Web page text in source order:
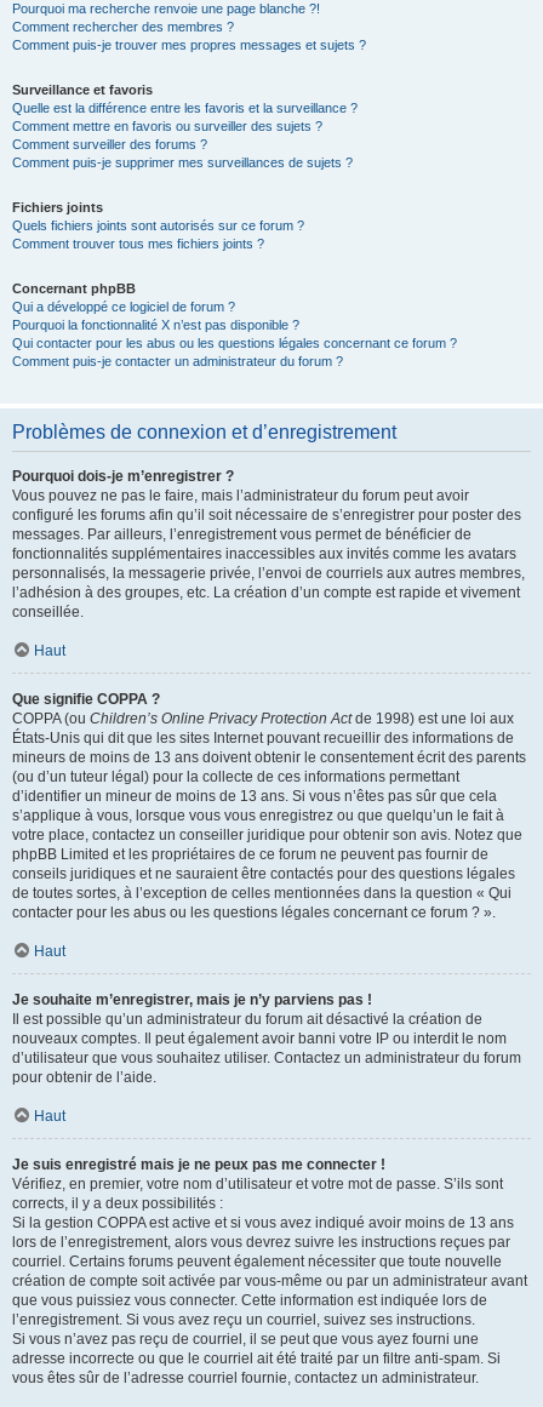
Pourquoi ma recherche renvoie une page blanche ?!
Comment rechercher des membres ?
Comment puis-je trouver mes propres messages et sujets ?
Surveillance et favoris
Quelle est la différence entre les favoris et la surveillance ?
Comment mettre en favoris ou surveiller des sujets ?
Comment surveiller des forums ?
Comment puis-je supprimer mes surveillances de sujets ?
Fichiers joints
Quels fichiers joints sont autorisés sur ce forum ?
Comment trouver tous mes fichiers joints ?
Concernant phpBB
Qui a développé ce logiciel de forum ?
Pourquoi la fonctionnalité X n’est pas disponible ?
Qui contacter pour les abus ou les questions légales concernant ce forum ?
Comment puis-je contacter un administrateur du forum ?
Problèmes de connexion et d’enregistrement
Pourquoi dois-je m’enregistrer ?
Vous pouvez ne pas le faire, mais l’administrateur du forum peut avoir
configuré les forums afin qu’il soit nécessaire de s’enregistrer pour poster des
messages. Par ailleurs, l’enregistrement vous permet de bénéficier de
fonctionnalités supplémentaires inaccessibles aux invités comme les avatars
personnalisés, la messagerie privée, l’envoi de courriels aux autres membres,
l’adhésion à des groupes, etc. La création d’un compte est rapide et vivement
conseillée.
Haut
Que signifie COPPA ?
COPPA (ou Children’s Online Privacy Protection Actde 1998) est une loi aux
États-Unis qui dit que les sites Internet pouvant recueillir des informations de
mineurs de moins de 13 ans doivent obtenir le consentement écrit des parents
(ou d’un tuteur légal) pour la collecte de ces informations permettant
d’identifier un mineur de moins de 13 ans. Si vous n’êtes pas sûr que cela
s’applique à vous, lorsque vous vous enregistrez ou que quelqu’un le fait à
votre place, contactez un conseiller juridique pour obtenir son avis. Notez que
phpBB Limited et les propriétaires de ce forum ne peuvent pas fournir de
conseils juridiques et ne sauraient être contactés pour des questions légales
de toutes sortes, à l’exception de celles mentionnées dans la question « Qui
contacter pour les abus ou les questions légales concernant ce forum ? ».
Haut
Je souhaite m’enregistrer, mais je n’y parviens pas !
Il est possible qu’un administrateur du forum ait désactivé la création de
nouveaux comptes. Il peut également avoir banni votre IP ou interdit le nom
d’utilisateur que vous souhaitez utiliser. Contactez un administrateur du forum
pour obtenir de l’aide.
Haut
Je suis enregistré mais je ne peux pas me connecter !
Vérifiez, en premier, votre nom d’utilisateur et votre mot de passe. S’ils sont
corrects, il y a deux possibilités :
Si la gestion COPPA est active et si vous avez indiqué avoir moins de 13 ans
lors de l’enregistrement, alors vous devrez suivre les instructions reçues par
courriel. Certains forums peuvent également nécessiter que toute nouvelle
création de compte soit activée par vous-même ou par un administrateur avant
que vous puissiez vous connecter. Cette information est indiquée lors de
l’enregistrement. Si vous avez reçu un courriel, suivez ses instructions.
Si vous n’avez pas reçu de courriel, il se peut que vous ayez fourni une
adresse incorrecte ou que le courriel ait été traité par un filtre anti-spam. Si
vous êtes sûr de l’adresse courriel fournie, contactez un administrateur.